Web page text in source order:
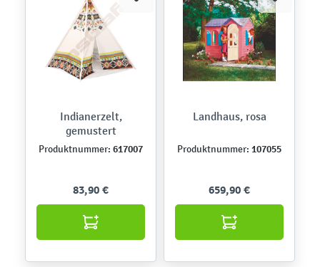
Indianerzelt,
gemustert
Produktnummer: 617007
83,90 €
Landhaus, rosa
Produktnummer: 107055
659,90 €